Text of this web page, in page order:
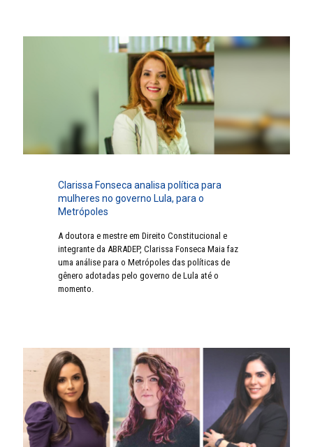
Clarissa Fonseca analisa política para
mulheres no governo Lula, para o
Metrópoles
A doutora e mestre em Direito Constitucional e
integrante da ABRADEP, Clarissa Fonseca Maia faz
uma análise para o Metrópoles das políticas de
gênero adotadas pelo governo de Lula até o
momento.